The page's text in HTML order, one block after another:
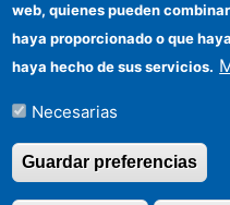
web, quienes pueden
haya proporcionado o que
haya hecho de sus servicios.
Necesarias
Guardar preferencias